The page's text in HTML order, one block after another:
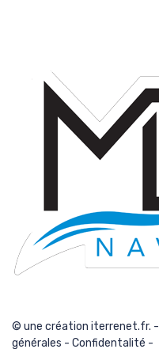
© une création iterrenet.fr. -
générales - Confidentalité -